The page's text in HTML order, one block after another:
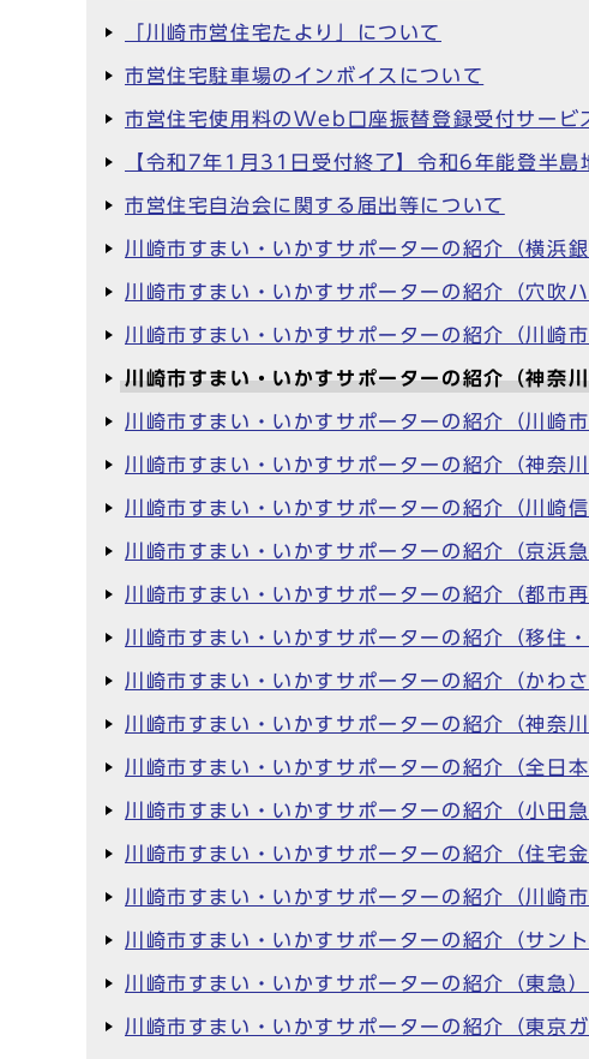
「川崎市営住宅たより」について
市営住宅駐車場のインボイスについて
市営住宅使用料のWeb口座振替登録受付サービ
【令和7年1月31日受付終了】令和6年能登半島
市営住宅自治会に関する届出等について
川崎市すまい・いかすサポーターの紹介（横浜銀
川崎市すまい・いかすサポーターの紹介（穴吹
川崎市すまい・いかすサポーターの紹介（川崎
川崎市すまい・いかすサポーターの紹介（神奈
川崎市すまい・いかすサポーターの紹介（川崎
川崎市すまい・いかすサポーターの紹介（神奈
川崎市すまい・いかすサポーターの紹介（川崎信
川崎市すまい・いかすサポーターの紹介（京浜急
川崎市すまい・いかすサポーターの紹介（都市
川崎市すまい・いかすサポーターの紹介（移住
川崎市すまい・いかすサポーターの紹介（かわ
川崎市すまい・いかすサポーターの紹介（神奈
川崎市すまい・いかすサポーターの紹介（全日
川崎市すまい・いかすサポーターの紹介（小田急
川崎市すまい・いかすサポーターの紹介（住宅金
川崎市すまい・いかすサポーターの紹介（川崎市
川崎市すまい・いかすサポーターの紹介（サン
川崎市すまい・いかすサポーターの紹介（東急）
川崎市すまい・いかすサポーターの紹介（東京ガ